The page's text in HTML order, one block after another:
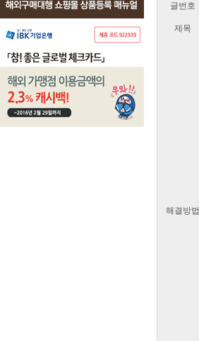
글번호
제목
해결방법